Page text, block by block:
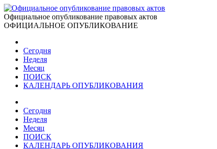
Официальное опубликование правовых актов
ОФИЦИАЛЬНОЕ ОПУБЛИКОВАНИЕ
Сегодня
Неделя
Месяц
ПОИСК
КАЛЕНДАРЬ ОПУБЛИКОВАНИЯ
Сегодня
Неделя
Месяц
ПОИСК
КАЛЕНДАРЬ ОПУБЛИКОВАНИЯ